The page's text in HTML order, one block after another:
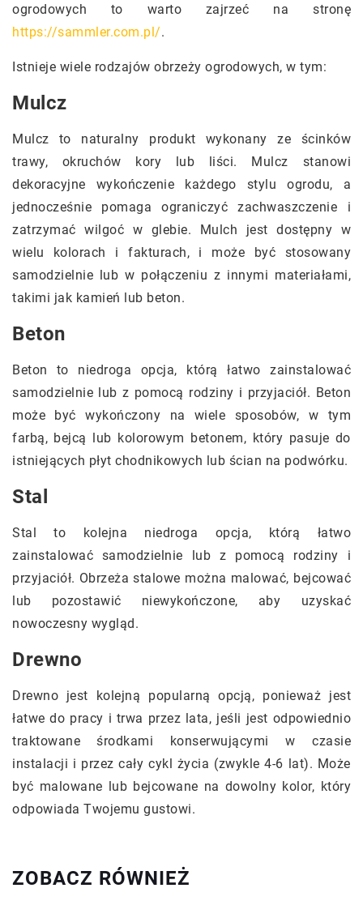
ogrodowych to warto zajrzeć na stronę
https://sammler.com.pl/.
Istnieje wiele rodzajów obrzeży ogrodowych, w tym:
Mulcz
Mulcz to naturalny produkt wykonany ze ścinków
trawy, okruchów kory lub liści. Mulcz stanowi
dekoracyjne wykończenie każdego stylu ogrodu, a
jednocześnie pomaga ograniczyć zachwaszczenie i
zatrzymać wilgoć w glebie. Mulch jest dostępny w
wielu kolorach i fakturach, i może być stosowany
samodzielnie lub w połączeniu z innymi materiałami,
takimi jak kamień lub beton.
Beton
Beton to niedroga opcja, którą łatwo zainstalować
samodzielnie lub z pomocą rodziny i przyjaciół. Beton
może być wykończony na wiele sposobów, w tym
farbą, bejcą lub kolorowym betonem, który pasuje do
istniejących płyt chodnikowych lub ścian na podwórku.
Stal
Stal to kolejna niedroga opcja, którą łatwo
zainstalować samodzielnie lub z pomocą rodziny i
przyjaciół. Obrzeża stalowe można malować, bejcować
lub pozostawić niewykończone, aby uzyskać
nowoczesny wygląd.
Drewno
Drewno jest kolejną popularną opcją, ponieważ jest
łatwe do pracy i trwa przez lata, jeśli jest odpowiednio
traktowane środkami konserwującymi w czasie
instalacji i przez cały cykl życia (zwykle 4-6 lat). Może
być malowane lub bejcowane na dowolny kolor, który
odpowiada Twojemu gustowi.
ZOBACZ RÓWNIEŻ